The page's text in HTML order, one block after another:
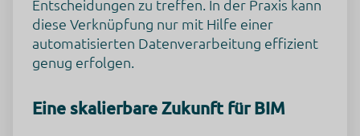
Entscheidungen zu treffen. In der Praxis kann
diese Verknüpfung nur mit Hilfe einer
automatisierten Datenverarbeitung effizient
genug erfolgen.
Eine skalierbare Zukunft für BIM
Risiko, dass Ihre Daten von US Behörden zu Kontroll- und
Überwachungszwecken verarbeitet werden können, ohne
dass Ihnen möglicherweise Rechtsbehelfsmöglichkeiten
zustehen. Nachfolgend finden Sie eine Liste der Länder, in
die die Daten übertragen werden. Dies kann für
Weltweit